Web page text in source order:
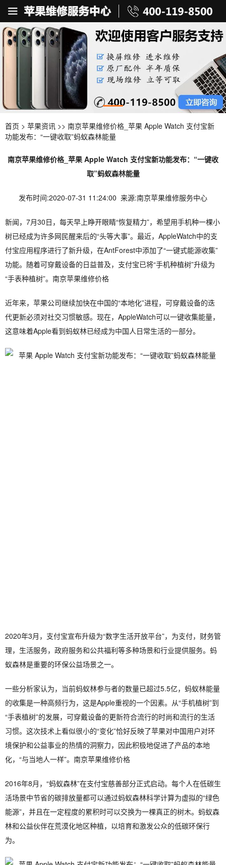
首页 > 苹果资讯 >> 南京苹果维修价格_苹果 Apple Watch 支付宝新
功能发布：“一键收取”蚂蚁森林能量
南京苹果维修价格_苹果 Apple Watch 支付宝新功能发布：“一键收
取”蚂蚁森林能量
发布时间:2020-07-31 11:24:00 来源:南京苹果维修服务中心
新闻，7月30日，每天早上睁开眼睛“恢复精力”，希望用手机种一棵小
树已经成为许多网民醒来后的“头等大事”。最近，AppleWatch中的支
付宝应用程序进行了新升级，在AntForest中添加了“一键式能源收集”
功能。随着可穿戴设备的日益普及，支付宝已将“手机种植树”升级为
“手表种植树”。南京苹果维修价格
近年来，苹果公司继续加快在中国的“本地化”进程，可穿戴设备的迭
代更新必须对社交习惯敏感。现在，AppleWatch可以一键收集能量，
这意味着Apple看到蚂蚁林已经成为中国人日常生活的一部分。
2020年3月，支付宝宣布升级为“数字生活开放平台”，为支付，财务管
理，生活服务，政府服务和公共福利等多种场景和行业提供服务。蚂
蚁森林是重要的环保公益场景之一。
一些分析家认为，当前蚂蚁林参与者的数量已超过5.5亿，蚂蚁林能量
的收集是一种高频行为，这是Apple重视的一个因素。从“手机植树”到
“手表植树”的发展，可穿戴设备的更新符合流行的时尚和流行的生活
习惯。这次技术上看似很小的“变化”恰好反映了苹果对中国用户对环
境保护和公益事业的热情的洞察力，因此积极地促进了产品的本地
化，“与当地人一样”。南京苹果维修价格
2016年8月，“蚂蚁森林”在支付宝慈善部分正式启动。每个人在低碳生
活场景中节省的碳排放量都可以通过蚂蚁森林科学计算为虚拟的“绿色
能源”，并且在一定程度的累积时可以交换为一棵真正的树木。蚂蚁森
林和公益伙伴在荒漠化地区种植，以培育和激发公众的低碳环保行
为。